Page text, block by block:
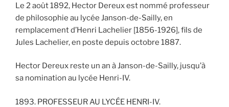
Le 2 août 1892, Hector Dereux est nommé professeur
de philosophie au lycée Janson-de-Sailly, en
remplacement d’Henri Lachelier [1856-1926], fils de
Jules Lachelier, en poste depuis octobre 1887.
Hector Dereux reste un an à Janson-de-Sailly, jusqu’à
sa nomination au lycée Henri-IV.
1893. PROFESSEUR AU LYCÉE HENRI-IV.